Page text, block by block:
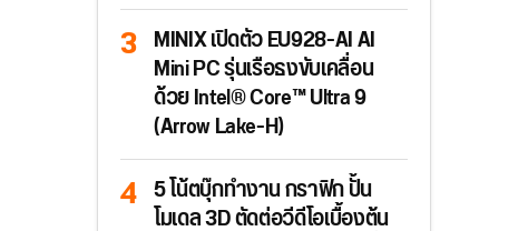
MINIX เปิดตัว EU928-AI AI
Mini PC รุ่นเรือธงขับเคลื่อน
ด้วย Intel® Core™ Ultra 9
(Arrow Lake-H)
5 โน้ตบุ๊กทำงาน กราฟิก ปั้น
โมเดล 3D ตัดต่อวีดีโอเบื้องต้น